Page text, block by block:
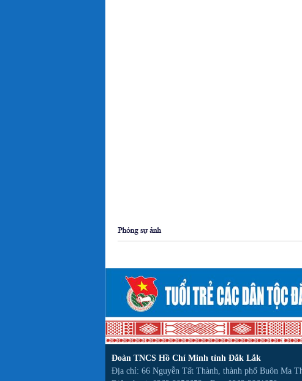
Đoàn TNCS Hồ Chí Minh tỉnh Đắk Lắk
Địa chỉ: 66 Nguyễn Tất Thành, thành phố Buôn Ma